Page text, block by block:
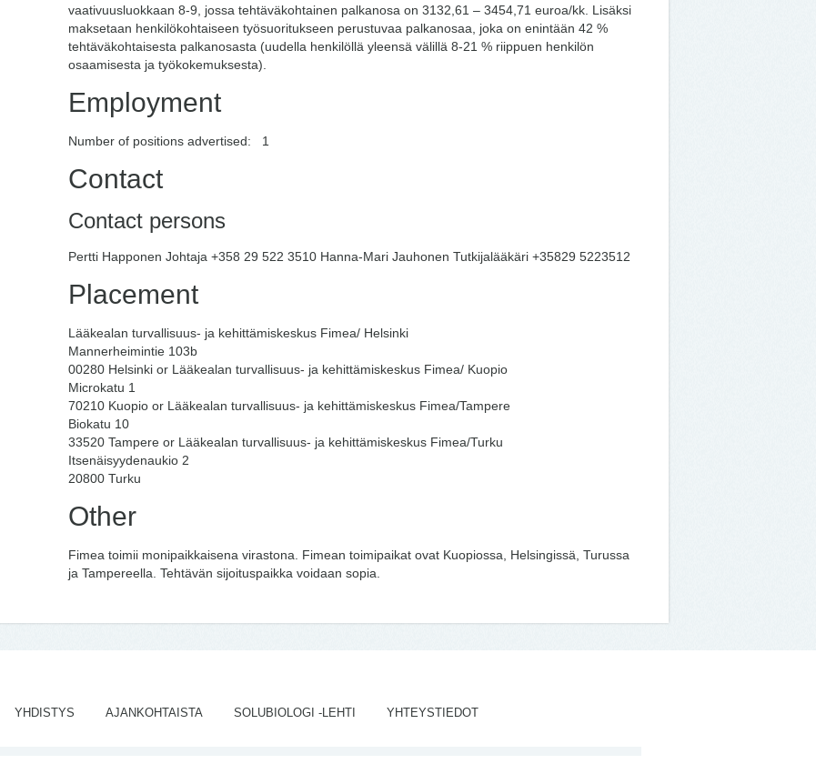
vaativuusluokkaan 8-9, jossa tehtäväkohtainen palkanosa on 3132,61 – 3454,71 euroa/kk. Lisäksi
maksetaan henkilökohtaiseen työsuoritukseen perustuvaa palkanosaa, joka on enintään 42 %
tehtäväkohtaisesta palkanosasta (uudella henkilöllä yleensä välillä 8-21 % riippuen henkilön
osaamisesta ja työkokemuksesta).
Employment
Number of positions advertised: 1
Contact
Contact persons
Pertti Happonen Johtaja +358 29 522 3510 Hanna-Mari Jauhonen Tutkijalääkäri +35829 5223512
Placement
Lääkealan turvallisuus- ja kehittämiskeskus Fimea/ Helsinki
Mannerheimintie 103b
00280 Helsinki or Lääkealan turvallisuus- ja kehittämiskeskus Fimea/ Kuopio
Microkatu 1
70210 Kuopio or Lääkealan turvallisuus- ja kehittämiskeskus Fimea/Tampere
Biokatu 10
33520 Tampere or Lääkealan turvallisuus- ja kehittämiskeskus Fimea/Turku
Itsenäisyydenaukio 2
20800 Turku
Other
Fimea toimii monipaikkaisena virastona. Fimean toimipaikat ovat Kuopiossa, Helsingissä, Turussa
ja Tampereella. Tehtävän sijoituspaikka voidaan sopia.
YHDISTYS AJANKOHTAISTA SOLUBIOLOGI -LEHTI YHTEYSTIEDOT